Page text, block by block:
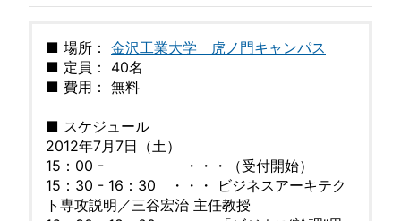
■ 場所： 金沢工業大学 虎ノ門キャンパス
■ 定員： 40名
■ 費用： 無料
■ スケジュール
2012年7月7日（土）
15：00 - ・・・（受付開始）
15：30 - 16：30 ・・・ ビジネスアーキテク
ト専攻説明／三谷宏治 主任教授